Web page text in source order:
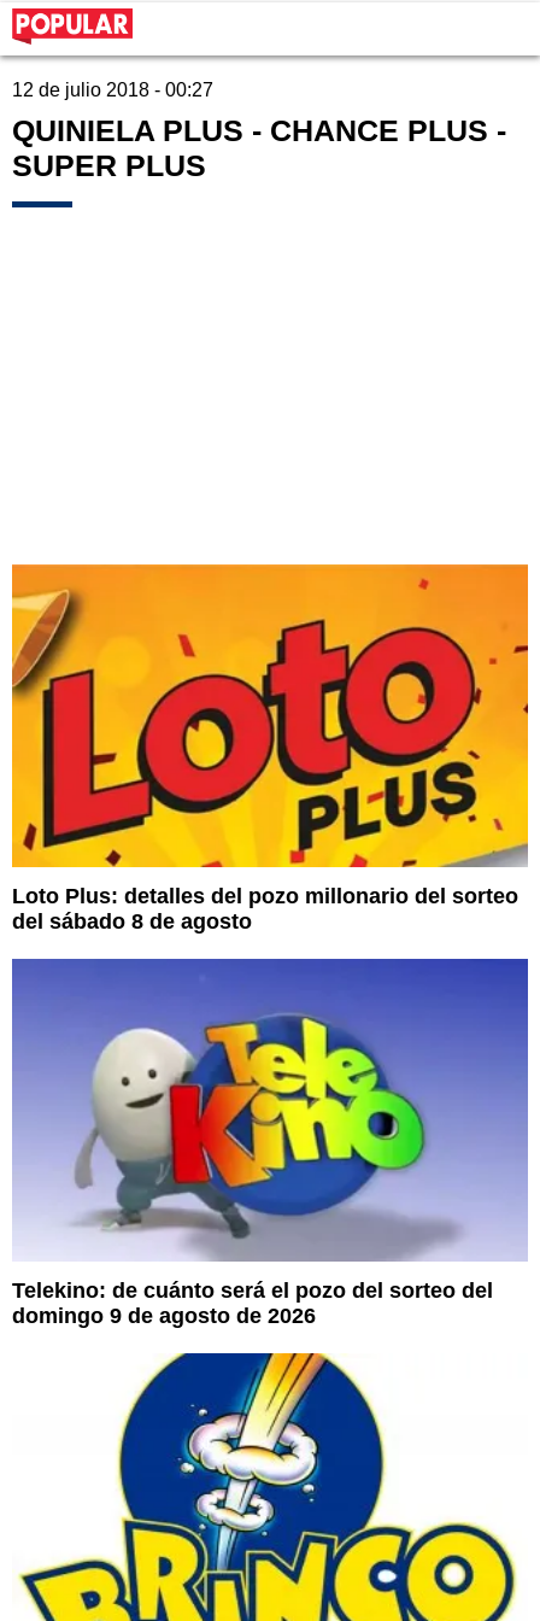
12 de julio 2018 - 00:27
QUINIELA PLUS - CHANCE PLUS -
SUPER PLUS
Loto Plus: detalles del pozo millonario del sorteo
del sábado 8 de agosto
Telekino: de cuánto será el pozo del sorteo del
domingo 9 de agosto de 2026